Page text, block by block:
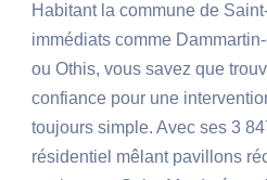
Habitant la commune de
immédiats comme
ou Othis, vous savez que
confiance pour une
toujours simple. Avec ses 3
résidentiel mêlant pavillons